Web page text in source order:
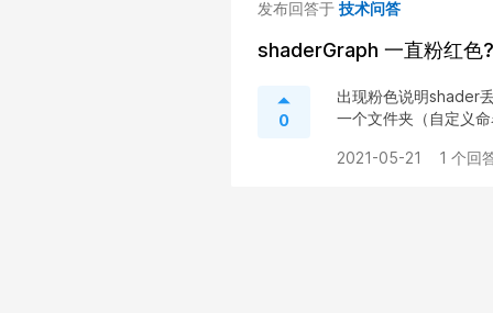
发布回答于 技术问答
shaderGraph 一直粉红色
0
出现粉色说明shader
一个文件夹（自定义
2021-05-21 1 个回